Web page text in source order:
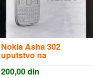
Nokia Asha 302
uputstvo na
srpskom
200,00din